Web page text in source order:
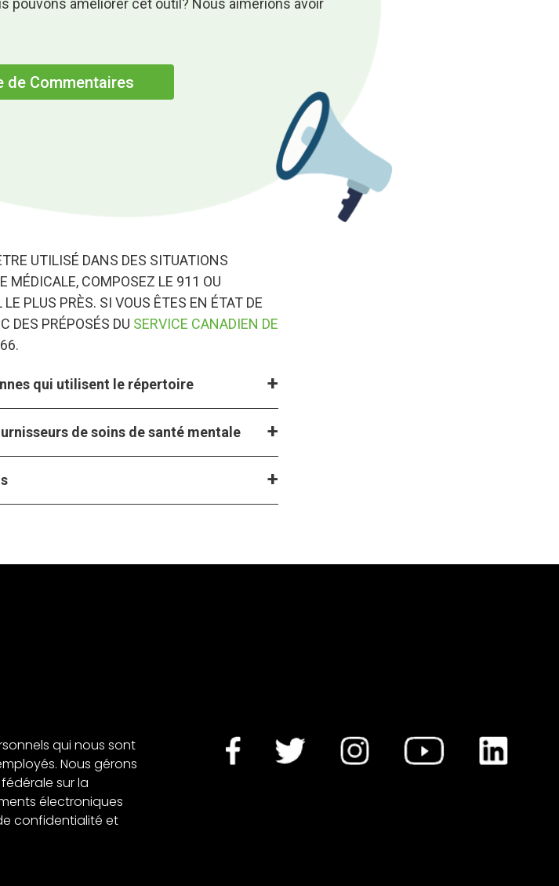
de Commentaires
UTILISÉ DANS DES SITUATIONS
MÉDICALE, COMPOSEZ LE 911 OU
PLUS PRÈS. SI VOUS ÊTES EN ÉTAT DE
DES PRÉPOSÉS DU SERVICE CANADIEN DE
qui utilisent le répertoire
de soins de santé mentale
qui nous sont
Nous gérons
sur la
électroniques
confidentialité et